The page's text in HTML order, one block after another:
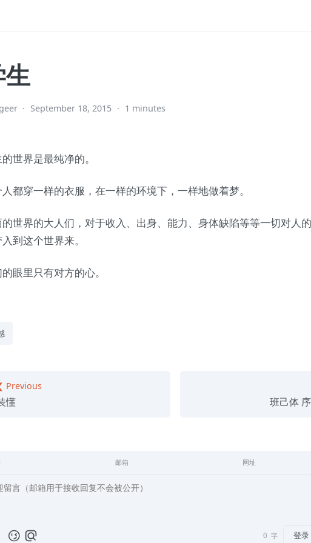
· September 18, 2015 · 1 minutes
世界是最纯净的。
都穿一样的衣服，在一样的环境下，一样地做着梦。
世界的大人们，对于收入、出身、能力、身体缺陷等等一切对人
到这个世界来。
眼里只有对方的心。
Previous
懂 班己体
邮箱 网址
0 字 登录